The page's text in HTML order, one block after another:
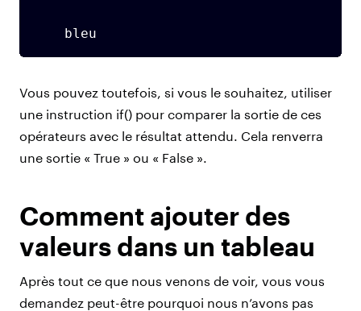
bleu
Vous pouvez toutefois, si vous le souhaitez, utiliser
une instruction if() pour comparer la sortie de ces
opérateurs avec le résultat attendu. Cela renverra
une sortie « True » ou « False ».
Comment ajouter des
valeurs dans un tableau
Après tout ce que nous venons de voir, vous vous
demandez peut-être pourquoi nous n’avons pas